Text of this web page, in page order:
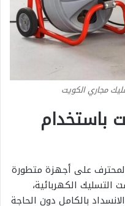
مجاري الكويت
باستخدام
على أجهزة متطورة
الكهربائية،
بالكامل دون الحاجة